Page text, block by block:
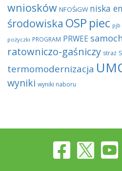
wniosków NFOŚiGW niska
środowiska OSP piec pjb
pożyczki PROGRAM PRWEE
ratowniczo-gaśniczy straż
termomodernizacja
wyniki wyniki naboru